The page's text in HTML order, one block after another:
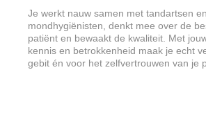
Je werkt nauw samen met tandartsen en
mondhygiënisten, denkt mee over de
patiënt en bewaakt de kwaliteit. Met
kennis en betrokkenheid maak je echt
gebit én voor het zelfvertrouwen van je